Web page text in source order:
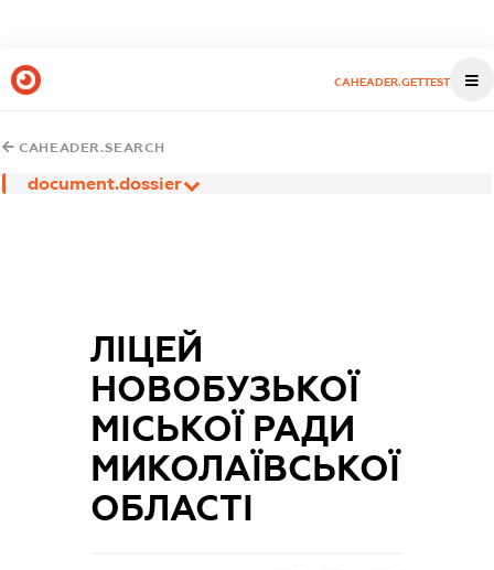
CAHEADER.GETTEST
CAHEADER.SEARCH
document.dossier
ЛІЦЕЙ
НОВОБУЗЬКОЇ
МІСЬКОЇ РАДИ
МИКОЛАЇВСЬКОЇ
ОБЛАСТІ